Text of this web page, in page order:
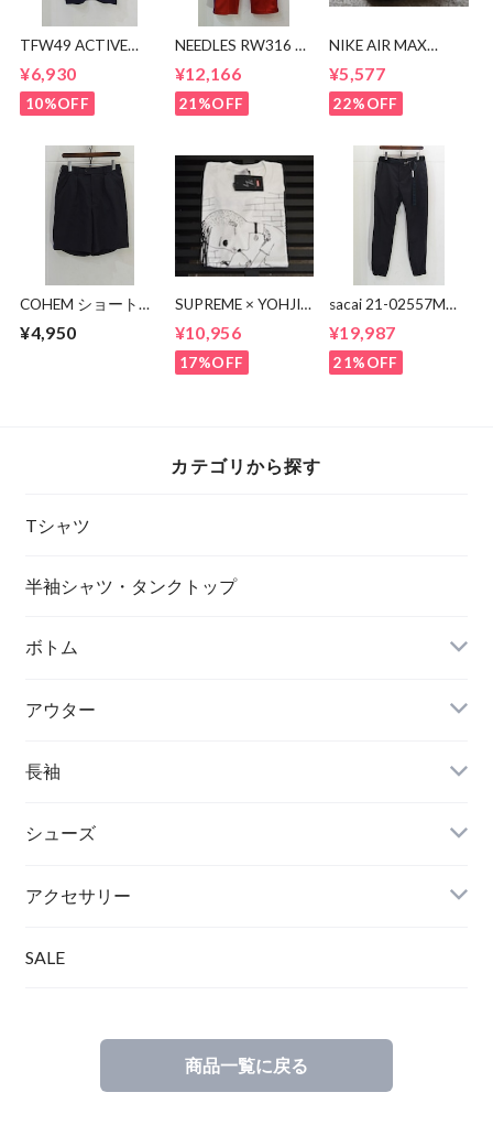
TFW49 ACTIVE
¥6,930
10%OFF
NEEDLES RW316 ト
¥12,166
21%OFF
NIKE AIR MAX
001
¥5,577
22%OFF
COHEM ショートパ
¥4,950
SUPREME × YOHJI
Thinker Tee
¥10,956
17%OFF
sacai 21-02557M
¥19,987
21%OFF
カテゴリから探す
Tシャツ
半袖シャツ・タンクトップ
ボトム
アウター
長袖
シューズ
アクセサリー
SALE
商品一覧に戻る